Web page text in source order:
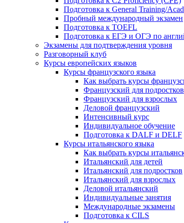
Подготовка к General Training/
Пробный международный экзамен
Подготовка к TOEFL
Подготовка к ЕГЭ и ОГЭ по
Экзамены для подтверждения уровня
Разговорный клуб
Курсы европейских языков
Курсы французского языка
Как выбрать курсы
Французский для подростков
Французский для взрослых
Деловой французский
Интенсивный курс
Индивидуальное обучение
Подготовка к DALF и DELF
Курсы итальянского языка
Как выбрать курсы
Итальянский для детей
Итальянский для подростков
Итальянский для взрослых
Деловой итальянский
Индивидуальные занятия
Международные экзамены
Подготовка к CILS